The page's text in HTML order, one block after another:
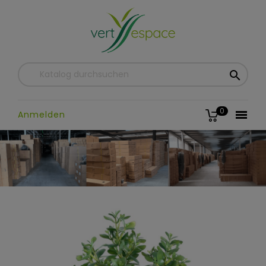


0
Anmelden